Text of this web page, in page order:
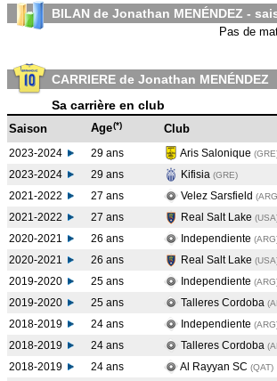
BILAN de Jonathan MENÉNDEZ -
Pas de
CARRIERE de Jonathan MENÉNDEZ
Sa carrière en club
Saison Age(*) Club
2023-2024 29 ans Aris Salonique (GRE
2023-2024
29 ans Kifisia (GRE)
2021-2022
27 ans Velez Sarsfield (ARG
2021-2022
27 ans Real Salt Lake (USA
2020-2021
26 ans Independiente (ARG
2020-2021
26 ans Real Salt Lake (USA
2019-2020
25 ans Independiente (ARG
2019-2020
25 ans Talleres Cordoba
2018-2019
24 ans Independiente (ARG
2018-2019
24 ans Talleres Cordoba
2018-2019
24 ans Al Rayyan SC (QAT)